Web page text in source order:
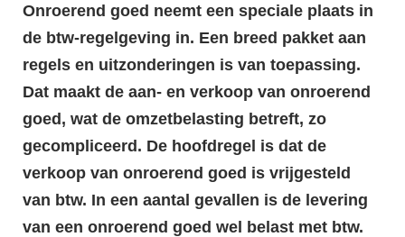
Onroerend goed neemt een speciale plaats in
de btw-regelgeving in. Een breed pakket aan
regels en uitzonderingen is van toepassing.
Dat maakt de aan- en verkoop van onroerend
goed, wat de omzetbelasting betreft, zo
gecompliceerd. De hoofdregel is dat de
verkoop van onroerend goed is vrijgesteld
van btw. In een aantal gevallen is de levering
van een onroerend goed wel belast met btw.